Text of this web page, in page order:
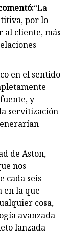
“La
por lo
al cliente, más
en el sentido
y
servitización
de Aston,
nos
seis
en la que
cosa,
avanzada
lanzada